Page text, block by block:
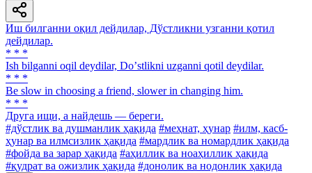
Иш билганни оқил дейдилар, Дўстликни узганни қотил
дейдилар.
* * *
Ish bilganni oqil deydilar, Doʼstlikni uzganni qotil deydilar.
* * *
Be slow in choosing a friend, slower in changing him.
* * *
Друга ищи, а найдешь — береги.
#дўстлик ва душманлик ҳақида #меҳнат, ҳунар #илм, касб-
ҳунар ва илмсизлик ҳақида #мардлик ва номардлик ҳақида
#фойда ва зарар ҳақида #аҳиллик ва ноаҳиллик ҳақида
#қудрат ва ожизлик ҳақида #донолик ва нодонлик ҳақида